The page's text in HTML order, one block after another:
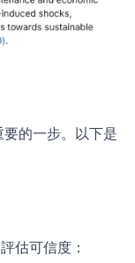
的一步。以下是
估可信度：